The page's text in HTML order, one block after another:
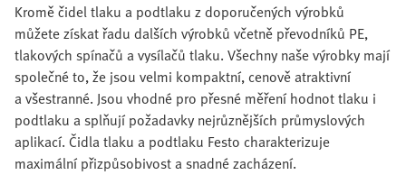
Kromě čidel tlaku a podtlaku z doporučených výrobků
můžete získat řadu dalších výrobků včetně převodníků PE,
tlakových spínačů a vysílačů tlaku. Všechny naše výrobky mají
společné to, že jsou velmi kompaktní, cenově atraktivní
a všestranné. Jsou vhodné pro přesné měření hodnot tlaku i
podtlaku a splňují požadavky nejrůznějších průmyslových
aplikací. Čidla tlaku a podtlaku Festo charakterizuje
maximální přizpůsobivost a snadné zacházení.